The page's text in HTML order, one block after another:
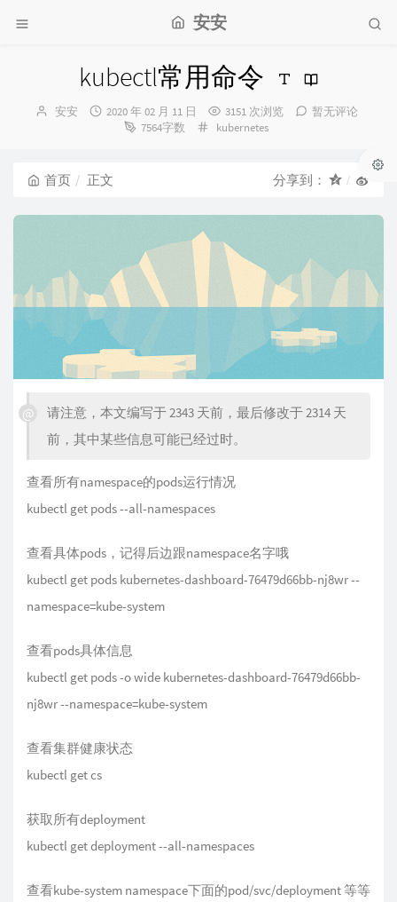
安安
kubectl常用命令
博
安安
发
2020 年 02 月 11 日 3151 次浏览
暂无评论
7564字数
分
kubernetes
首页 正文 分享到：
请注意，本文编写于 2343 天前，最后修改于 2314 天
前，其中某些信息可能已经过时。
查看所有namespace的pods运行情况
kubectl get pods --all-namespaces
查看具体pods，记得后边跟namespace名字哦
kubectl get pods kubernetes-dashboard-76479d66bb-nj8wr --
namespace=kube-system
查看pods具体信息
kubectl get pods -o wide kubernetes-dashboard-76479d66bb-
nj8wr --namespace=kube-system
查看集群健康状态
kubectl get cs
获取所有deployment
kubectl get deployment --all-namespaces
查看kube-system namespace下面的pod/svc/deployment 等等